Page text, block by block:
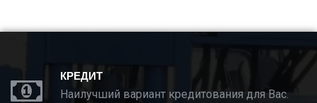
КРЕДИТ
Наилучший вариант кредитования для Вас.